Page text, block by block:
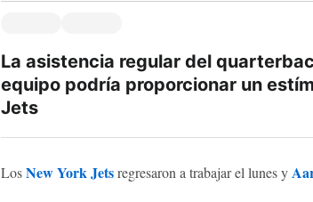
La asistencia regular del
equipo podría proporcionar un
Jets
LosNew York Jetsregresaron a trabajar el lunes y